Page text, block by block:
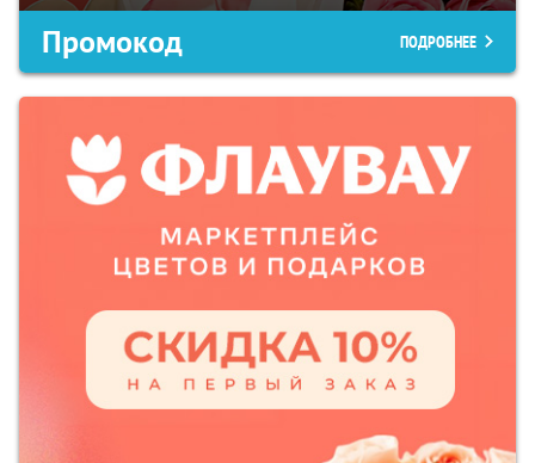
Промокод ПОДРОБНЕЕ